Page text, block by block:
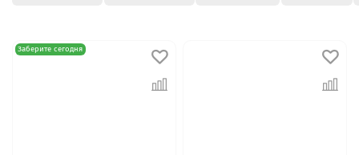
Заберите сегодня